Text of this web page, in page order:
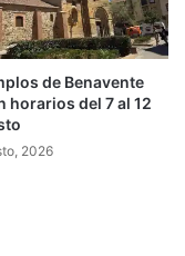
de Benavente
horarios del 7 al 12
2026